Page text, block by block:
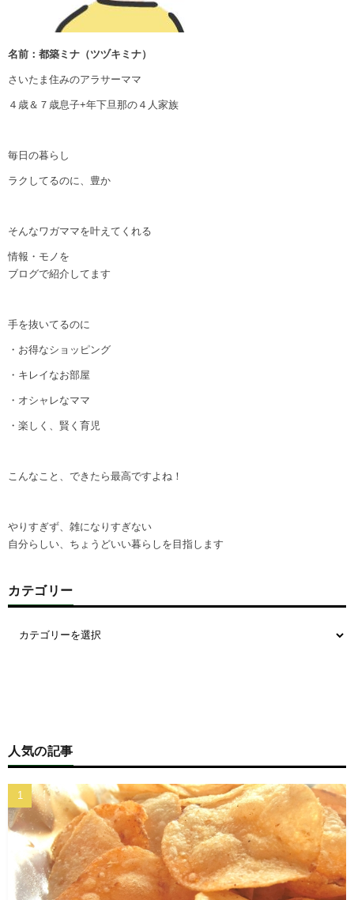
名前：都築ミナ（ツヅキミナ）
さいたま住みのアラサーママ
４歳＆７歳息子+年下旦那の４人家族
毎日の暮らし
ラクしてるのに、豊か
そんなワガママを叶えてくれる
情報・モノを
ブログで紹介してます
手を抜いてるのに
・お得なショッピング
・キレイなお部屋
・オシャレなママ
・楽しく、賢く育児
こんなこと、できたら最高ですよね！
やりすぎず、雑になりすぎない
自分らしい、ちょうどいい暮らしを目指します
カテゴリー
人気の記事